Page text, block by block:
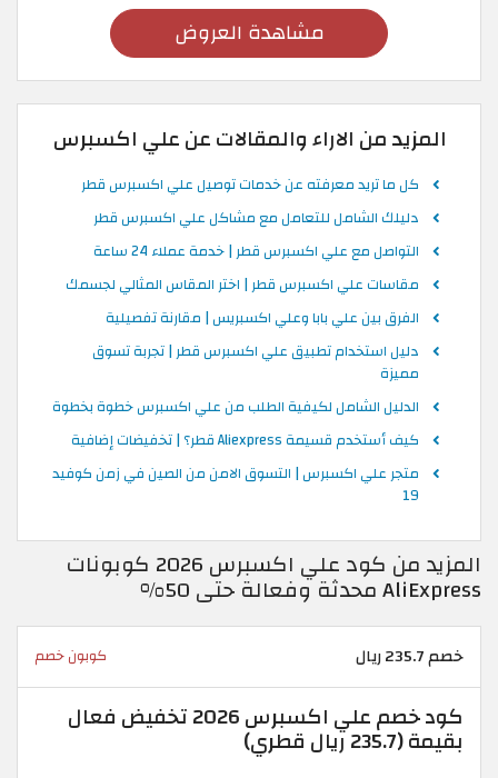
مشاهدة العروض
المزيد من الاراء والمقالات عن علي اكسبرس
كل ما تريد معرفته عن خدمات توصيل علي اكسبرس قطر
دليلك الشامل للتعامل مع مشاكل علي اكسبرس قطر
التواصل مع علي اكسبرس قطر | خدمة عملاء 24 ساعة
مقاسات علي اكسبرس قطر | اختر المقاس المثالي لجسمك
الفرق بين علي بابا وعلي اكسبريس | مقارنة تفصيلية
دليل استخدام تطبيق علي اكسبرس قطر | تجربة تسوق
مميزة
الدليل الشامل لكيفية الطلب من علي اكسبرس خطوة بخطوة
كيف أستخدم قسيمة Aliexpress قطر؟ | تخفيضات إضافية
متجر علي اكسبرس | التسوق الامن من الصين في زمن كوفيد
19
المزيد من كود علي اكسبرس 2026 كوبونات
AliExpress محدثة وفعالة حتى 50%
خصم 235.7 ريال كوبون خصم
كود خصم علي اكسبرس 2026 تخفيض فعال
بقيمة (235.7 ريال قطري)